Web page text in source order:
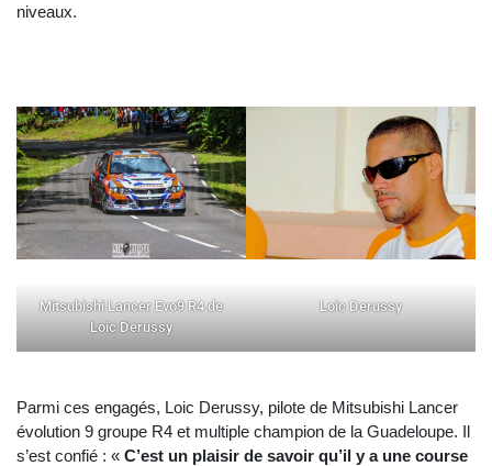
niveaux.
Mitsubishi Lancer Evo9 R4 de
Loic Derussy
Loic Derussy
Parmi ces engagés, Loic Derussy, pilote de Mitsubishi Lancer
évolution 9 groupe R4 et multiple champion de la Guadeloupe. Il
s’est confié : « C’est un plaisir de savoir qu’il y a une course